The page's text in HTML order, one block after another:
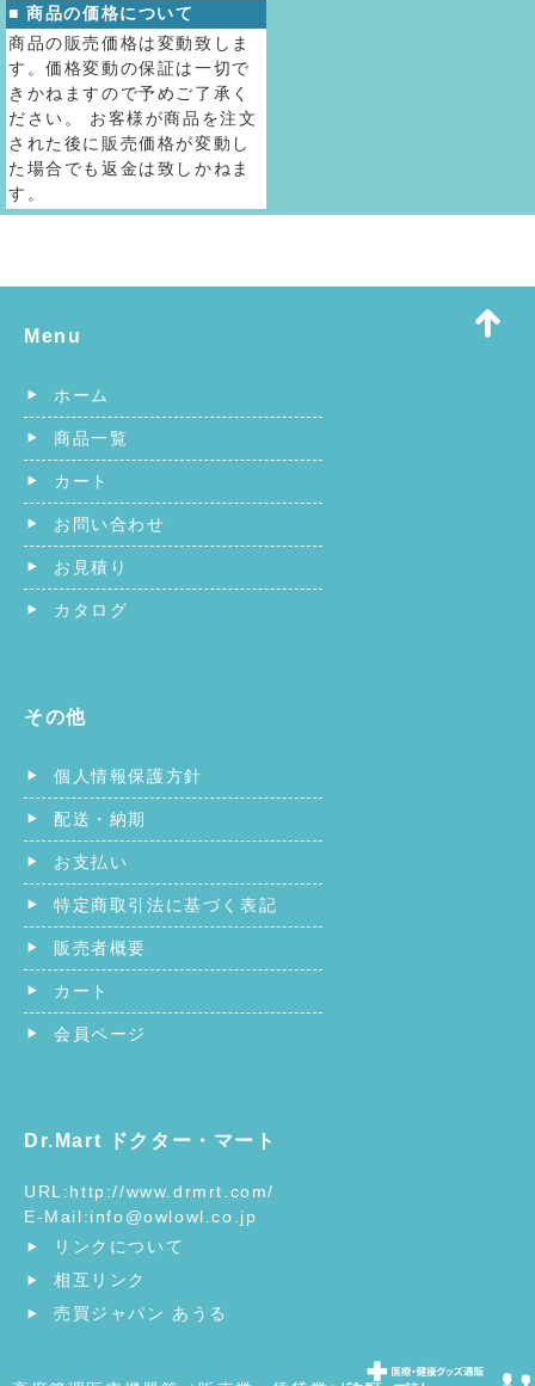
■ 商品の価格について
商品の販売価格は変動致しま
す。価格変動の保証は一切で
きかねますので予めご了承く
ださい。 お客様が商品を注文
された後に販売価格が変動し
た場合でも返金は致しかねま
す。
Menu
ホーム
商品一覧
カート
お問い合わせ
お見積り
カタログ
その他
個人情報保護方針
配送・納期
お支払い
特定商取引法に基づく表記
販売者概要
カート
会員ページ
Dr.Mart ドクター・マート
URL:http://www.drmrt.com/
E-Mail:info@owlowl.co.jp
リンクについて
相互リンク
売買ジャパン あうる